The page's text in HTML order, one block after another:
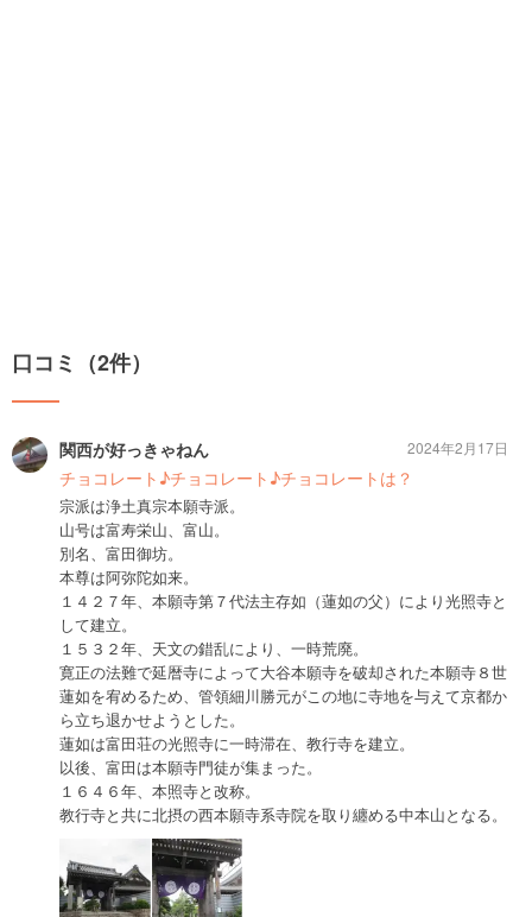
口コミ（2件）
関西が好っきゃねん
チョコレート♪チョコレート♪チョコレートは？
宗派は浄土真宗本願寺派。
山号は富寿栄山、富山。
別名、富田御坊。
本尊は阿弥陀如来。
１４２７年、本願寺第７代法主存如（蓮如の父）により光照寺と
して建立。
１５３２年、天文の錯乱により、一時荒廃。
寛正の法難で延暦寺によって大谷本願寺を破却された本願寺８世
蓮如を宥めるため、管領細川勝元がこの地に寺地を与えて京都か
ら立ち退かせようとした。
蓮如は富田荘の光照寺に一時滞在、教行寺を建立。
以後、富田は本願寺門徒が集まった。
１６４６年、本照寺と改称。
教行寺と共に北摂の西本願寺系寺院を取り纏める中本山となる。
2024年2月17日